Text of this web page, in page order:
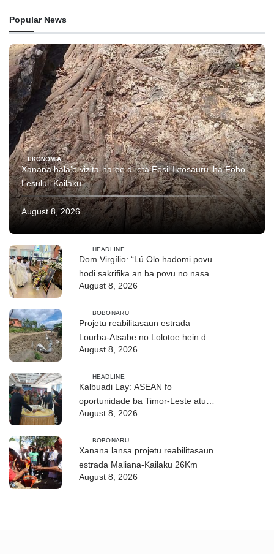
Popular News
EKONOMIA
Xanana hala’o vizita-haree direta Fósil Iktosauru iha Foho
Lesululi Kailaku
August 8, 2026
HEADLINE
Dom Virgílio: “Lú Olo hadomi povu
hodi sakrifika an ba povu no nasaun
ho fuan”
August 8, 2026
BOBONARU
Projetu reabilitasaun estrada
Lourba-Atsabe no Lolotoe hein de’it
vistu tribunál
August 8, 2026
HEADLINE
Kalbuadi Lay: ASEAN fo
oportunidade ba Timor-Leste atu
aselera transformasaun ekonómika
August 8, 2026
BOBONARU
Xanana lansa projetu reabilitasaun
estrada Maliana-Kailaku 26Km
August 8, 2026